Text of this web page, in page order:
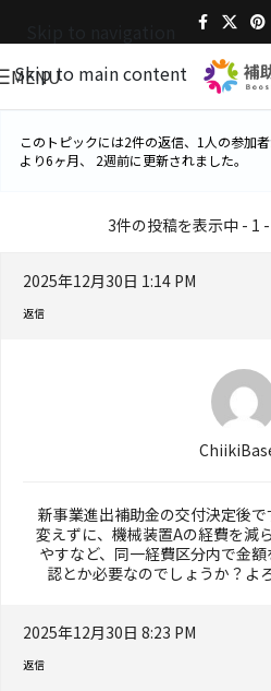
Skip to main content
MENU
このトピックには2件の返信、1人の参加
より6ヶ月、 2週前に更新されました。
3件の投稿を表示中 - 1
2025年12月30日 1:14 PM
返信
新事業進出補助金の交付決定後
変えずに、機械装置Aの経費を減
やすなど、同一経費区分内で金
認とか必要なのでしょうか？よ
2025年12月30日 8:23 PM
返信